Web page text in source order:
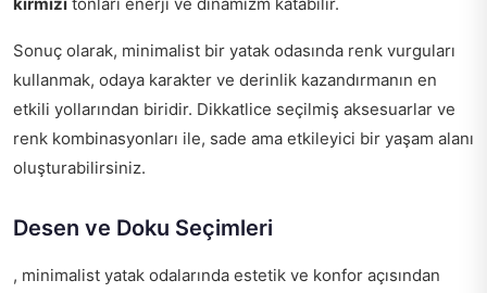
Sonuç olarak, minimalist bir yatak odasında renk vurguları
kullanmak, odaya karakter ve derinlik kazandırmanın en
etkili yollarından biridir. Dikkatlice seçilmiş aksesuarlar ve
renk kombinasyonları ile, sade ama etkileyici bir yaşam alanı
oluşturabilirsiniz.
Desen ve Doku Seçimleri
, minimalist yatak odalarında estetik ve konfor açısından